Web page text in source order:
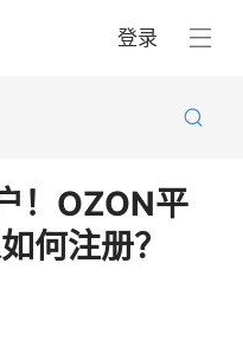
登录
！OZON平
何注册？